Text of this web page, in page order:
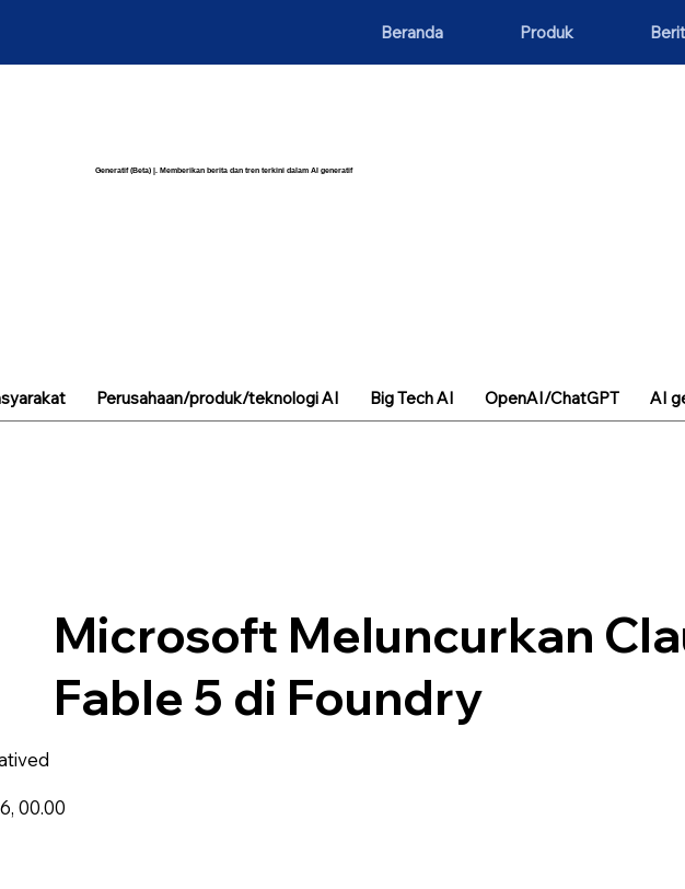
Beranda Produk
Generatif (Beta) |. Memberikan berita dan tren terkini dalam AI generatif
Microsoft Meluncurkan
Fable 5 di Foundry
00.00
Perusahaan/produk/teknologi AI Big Tech AI OpenAI/ChatGPT AI